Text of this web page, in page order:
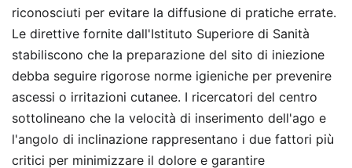
riconosciuti per evitare la diffusione di pratiche errate.
Le direttive fornite dall'Istituto Superiore di Sanità
stabiliscono che la preparazione del sito di iniezione
debba seguire rigorose norme igieniche per prevenire
ascessi o irritazioni cutanee. I ricercatori del centro
sottolineano che la velocità di inserimento dell'ago e
l'angolo di inclinazione rappresentano i due fattori più
critici per minimizzare il dolore e garantire